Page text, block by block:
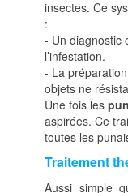
insectes. Ce
:
- Un diagnostic
l’infestation.
- La
objets ne
Une fois les
aspirées. Ce
toutes les
Traitement
Aussi simple